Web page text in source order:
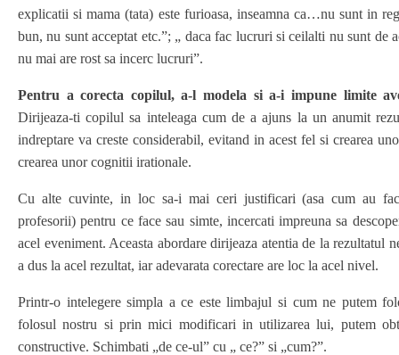
explicatii si mama (tata) este furioasa, inseamna ca…nu sunt in
bun, nu sunt acceptat etc.”; „ daca fac lucruri si ceilalti nu sunt de
nu mai are rost sa incerc lucruri”.
Pentru a corecta copilul, a-l modela si a-i impune limite
Dirijeaza-ti copilul sa inteleaga cum de a ajuns la un anumit
indreptare va creste considerabil, evitand in acest fel si crearea
crearea unor cognitii irationale.
Cu alte cuvinte, in loc sa-i mai ceri justificari (asa cum au
profesorii) pentru ce face sau simte, incercati impreuna sa
acel eveniment. Aceasta abordare dirijeaza atentia de la rezultatul
a dus la acel rezultat, iar adevarata corectare are loc la acel nivel.
Printr-o intelegere simpla a ce este limbajul si cum ne putem
folosul nostru si prin mici modificari in utilizarea lui, putem
constructive. Schimbati „de ce-ul” cu „ ce?” si „cum?”.